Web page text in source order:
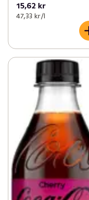
15,62 kr
47,33 kr /l